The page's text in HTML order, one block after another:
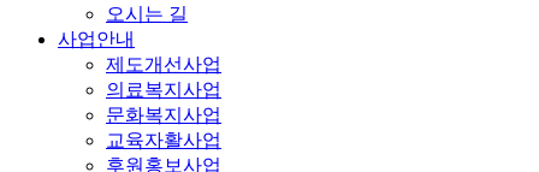
오시는 길
사업안내
제도개선사업
의료복지사업
문화복지사업
교육자활사업
후원홍보사업